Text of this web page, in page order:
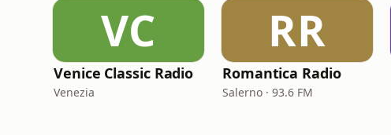
VC
Venice Classic Radio
Venezia
RR
Romantica Radio
Salerno · 93.6 FM